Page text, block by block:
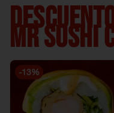
MR SUSHI
-13%